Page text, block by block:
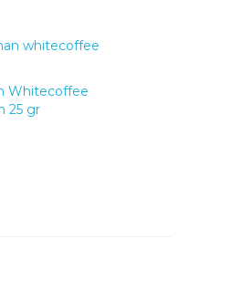
menghasilkan bubuk
dan aman di
Whitecoffee
25 gr